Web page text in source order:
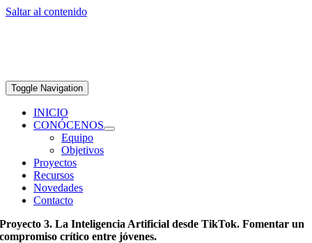
Saltar al contenido
Toggle Navigation
INICIO
CONÓCENOS
Equipo
Objetivos
Proyectos
Recursos
Novedades
Contacto
Proyecto 3. La Inteligencia Artificial desde TikTok. Fomentar un
compromiso crítico entre jóvenes.